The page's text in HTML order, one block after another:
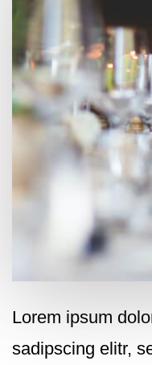
Lorem ipsum
sadipscing elitr,